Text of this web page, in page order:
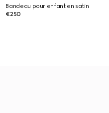
Bandeau pour enfant en satin
€250